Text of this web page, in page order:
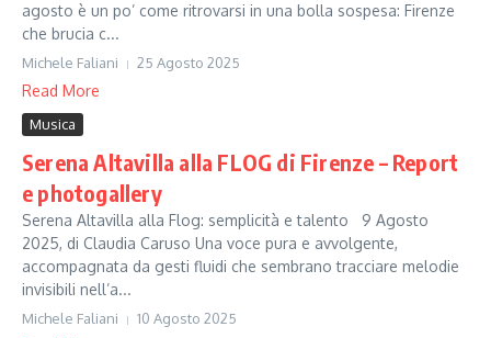
agosto è un po’ come ritrovarsi in una bolla sospesa: Firenze
che brucia c...
Michele Faliani 25 Agosto 2025
Read More
Musica
Serena Altavilla alla FLOG di Firenze – Report
e photogallery
Serena Altavilla alla Flog: semplicità e talento 9 Agosto
2025, di Claudia Caruso Una voce pura e avvolgente,
accompagnata da gesti fluidi che sembrano tracciare melodie
invisibili nell’a...
Michele Faliani 10 Agosto 2025